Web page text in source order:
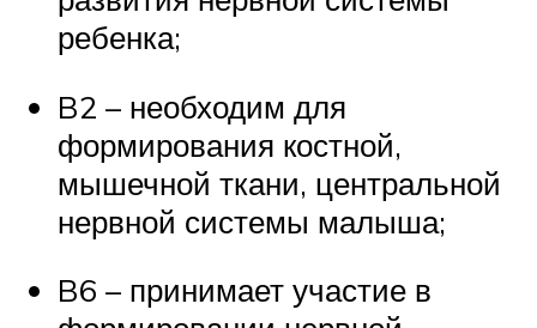
ребенка;
B2 – необходим для
формирования костной,
мышечной ткани, центральной
нервной системы малыша;
B6 – принимает участие в